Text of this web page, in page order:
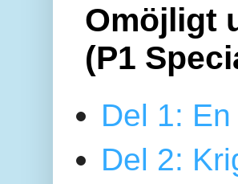
Omöjligt
(P1
Del 1:
Del 2: